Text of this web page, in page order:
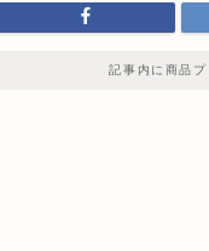
記事内に商品